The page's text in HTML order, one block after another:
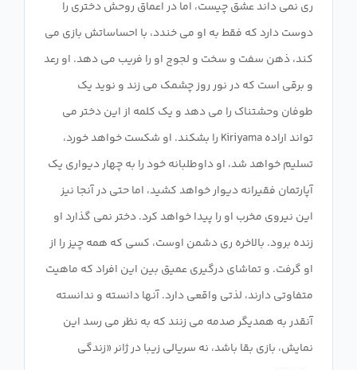
ری نمی داند عشق چیست، اما در اعماق روحش دختری را
دوست دارد که فقط به او می خندد، با احساساتش بازی می
کند، ذهن سفت و سخت و لجوج او را فریب می دهد. او رعد
و برقی است که در نور روز چشمک می زند و نوید یک
طوفان وحشتناک را می دهد و یک کلمه از این دختر می
تواند اراده Kiriyama را بشکند. او شکست خواهد خورد،
تسلیم خواهد شد، او داوطلبانه خود را به چهار دیواری یک
آپارتمان فقیرانه دیوار خواهد کشید، اما حتی در آنجا نیز
این نیروی مخرب او را پیدا خواهد کرد. دختر نمی گذارد او
زنده برود. بالاخره ری دشمن اوست، کسی که همه چیز را از
او گرفت. و تماشای درگیری عمیق بین این افراد که ماهیت
متفاوتی دارند، لذتی واقعی دارد. آنها دانسته و ندانسته
آنقدر به همدیگر صدمه می زنند که به نظر می رسد این
نمایش، بازی بقا باشد، نه سریالی زیبا در ژانر «زندگی